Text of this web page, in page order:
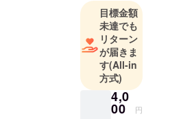
目標金額
未達でも
リターン
が届きま
す(All-in
方式)
4,0
00 円